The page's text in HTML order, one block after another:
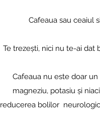
Cafeaua sau ceaiul
Te trezești, nici nu te-ai dat
Cafeaua nu este doar
magneziu, potasiu și
reducerea bolilor